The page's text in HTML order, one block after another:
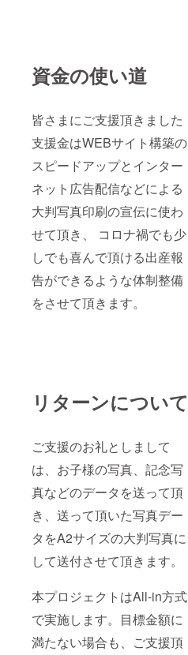
資金の使い道
皆さまにご支援頂きました
支援金はWEBサイト構築の
スピードアップとインター
ネット広告配信などによる
大判写真印刷の宣伝に使わ
せて頂き、 コロナ禍でも少
しでも喜んで頂ける出産報
告ができるような体制整備
をさせて頂きます。
リターンについて
ご支援のお礼としまして
は、お子様の写真、記念写
真などのデータを送って頂
き、送って頂いた写真デー
タをA2サイズの大判写真に
して送付させて頂きます。
本プロジェクトはAll-in方式
で実施します。目標金額に
満たない場合も、ご支援頂